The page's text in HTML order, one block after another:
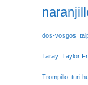
dos-vosgos
Taray Taylor
Trompillo turi